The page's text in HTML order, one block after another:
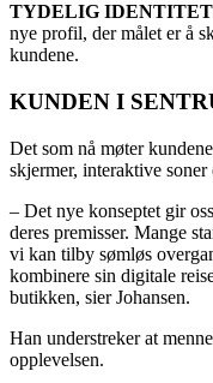
TYDELIG
nye profil, der målet er å
kundene.
KUNDEN I
Det som nå møter
skjermer, interaktive
– Det nye konseptet gir
deres premisser. Mange
vi kan tilby sømløs
kombinere sin digitale
butikken, sier Johansen.
Han understreker at
opplevelsen.